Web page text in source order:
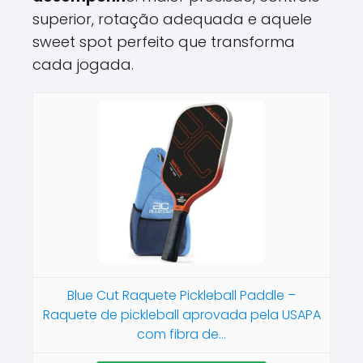
superior, rotação adequada e aquele
sweet spot perfeito que transforma
cada jogada.
Blue Cut Raquete Pickleball Paddle –
Raquete de pickleball aprovada pela USAPA
com fibra de...